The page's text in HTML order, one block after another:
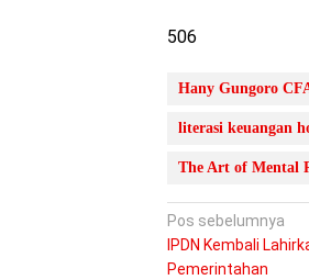
506
Hany Gungoro
literasi keuangan
The Art of Mental
Navigasi
pos
Pos sebelumnya
IPDN Kembali
Pemerintahan